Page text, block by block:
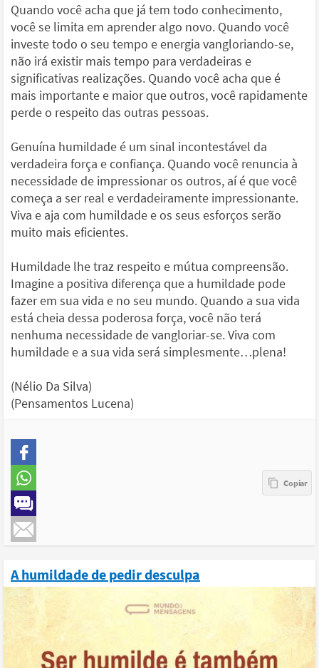
Quando você acha que já tem todo conhecimento,
você se limita em aprender algo novo. Quando você
investe todo o seu tempo e energia vangloriando-se,
não irá existir mais tempo para verdadeiras e
significativas realizações. Quando você acha que é
mais importante e maior que outros, você rapidamente
perde o respeito das outras pessoas.
Genuína humildade é um sinal incontestável da
verdadeira força e confiança. Quando você renuncia à
necessidade de impressionar os outros, aí é que você
começa a ser real e verdadeiramente impressionante.
Viva e aja com humildade e os seus esforços serão
muito mais eficientes.
Humildade lhe traz respeito e mútua compreensão.
Imagine a positiva diferença que a humildade pode
fazer em sua vida e no seu mundo. Quando a sua vida
está cheia dessa poderosa força, você não terá
nenhuma necessidade de vangloriar-se. Viva com
humildade e a sua vida será simplesmente…plena!
(Nélio Da Silva)
(Pensamentos Lucena)
A humildade de pedir desculpa